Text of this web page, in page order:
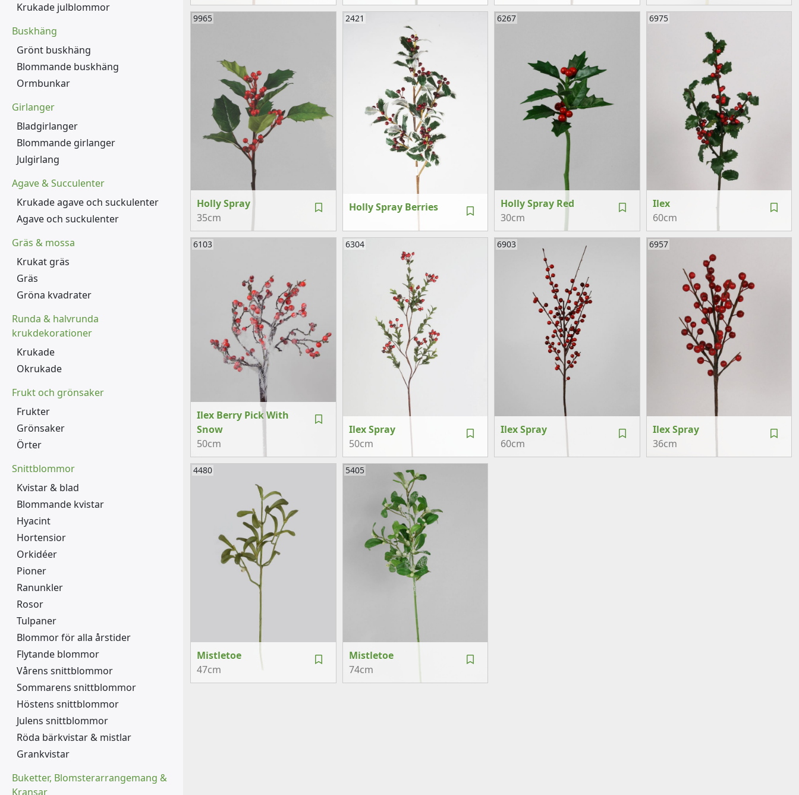
Krukade julblommor
Buskhäng
Grönt buskhäng
Blommande buskhäng
Ormbunkar
Girlanger
Bladgirlanger
Blommande girlanger
Julgirlang
Agave & Succulenter
Krukade agave och suckulenter
Agave och suckulenter
Gräs & mossa
Krukat gräs
Gräs
Gröna kvadrater
Runda & halvrunda
krukdekorationer
Krukade
Okrukade
Frukt och grönsaker
Frukter
Grönsaker
Örter
Snittblommor
Kvistar & blad
Blommande kvistar
Hyacint
Hortensior
Orkidéer
Pioner
Ranunkler
Rosor
Tulpaner
Blommor för alla årstider
Flytande blommor
Vårens snittblommor
Sommarens snittblommor
Höstens snittblommor
Julens snittblommor
Röda bärkvistar & mistlar
Grankvistar
Buketter, Blomsterarrangemang &
Kransar
Holly Spray
35cm
9965
Holly Spray Berries
2421
Holly Spray Red
30cm
6267
Ilex
60cm
6975
Ilex Berry Pick With
Snow
50cm
6103
Ilex Spray
50cm
6304
Ilex Spray
60cm
6903
Ilex Spray
36cm
6957
Mistletoe
47cm
4480
Mistletoe
74cm
5405